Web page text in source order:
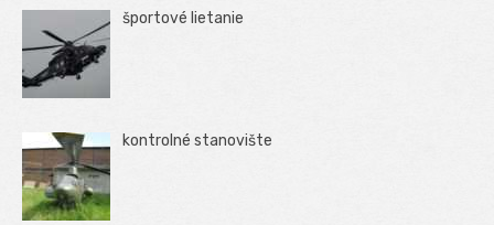
športové lietanie
kontrolné stanovište